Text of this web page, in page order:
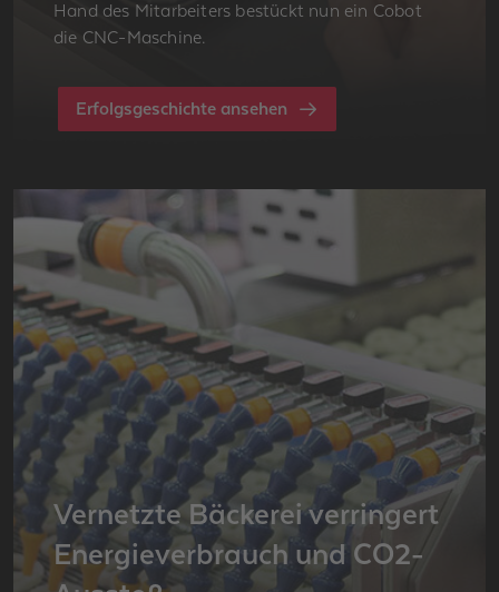
Hand des Mit­ar­bei­ters be­stückt nun ein Cobot
die CNC-Ma­schi­ne.
Erfolgsgeschichte ansehen
Ver­netz­te Bä­cke­rei ver­rin­gert
En­er­gie­ver­brauch und CO2-